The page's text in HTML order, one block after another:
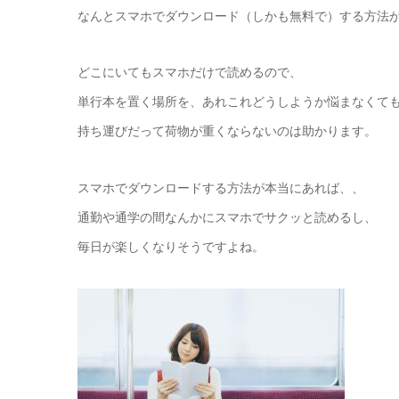
なんとスマホでダウンロード（しかも無料で）する方法
どこにいてもスマホだけで読めるので、
単行本を置く場所を、あれこれどうしようか悩まなくて
持ち運びだって荷物が重くならないのは助かります。
スマホでダウンロードする方法が本当にあれば、、
通勤や通学の間なんかにスマホでサクッと読めるし、
毎日が楽しくなりそうですよね。